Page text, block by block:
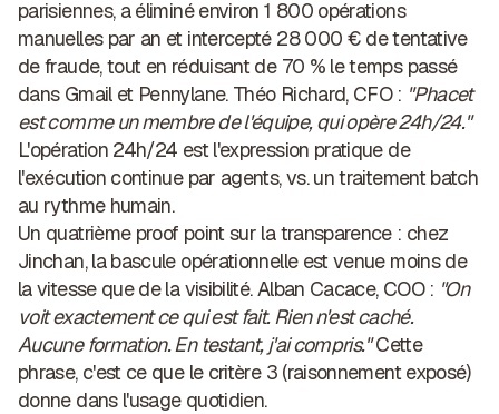
parisiennes, a éliminé environ 1 800 opérations
manuelles par an et intercepté 28 000 € de tentative
de fraude, tout en réduisant de 70 % le temps passé
dans Gmail et Pennylane. Théo Richard, CFO : "Phacet
est comme un membre de l'équipe, qui opère 24h/24."
L'opération 24h/24 est l'expression pratique de
l'exécution continue par agents, vs. un traitement batch
au rythme humain.
Un quatrième proof point sur la transparence : chez
Jinchan, la bascule opérationnelle est venue moins de
la vitesse que de la visibilité. Alban Cacace, COO : "On
voit exactement ce qui est fait. Rien n'est caché.
Aucune formation. En testant, j'ai compris."Cette
phrase, c'est ce que le critère 3 (raisonnement exposé)
donne dans l'usage quotidien.